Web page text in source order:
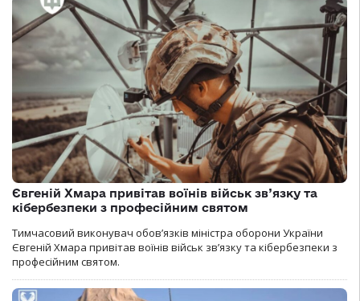
Євгеній Хмара привітав воїнів військ зв’язку та
кібербезпеки з професійним святом
Тимчасовий виконувач обов’язків міністра оборони України
Євгеній Хмара привітав воїнів військ зв’язку та кібербезпеки з
професійним святом.